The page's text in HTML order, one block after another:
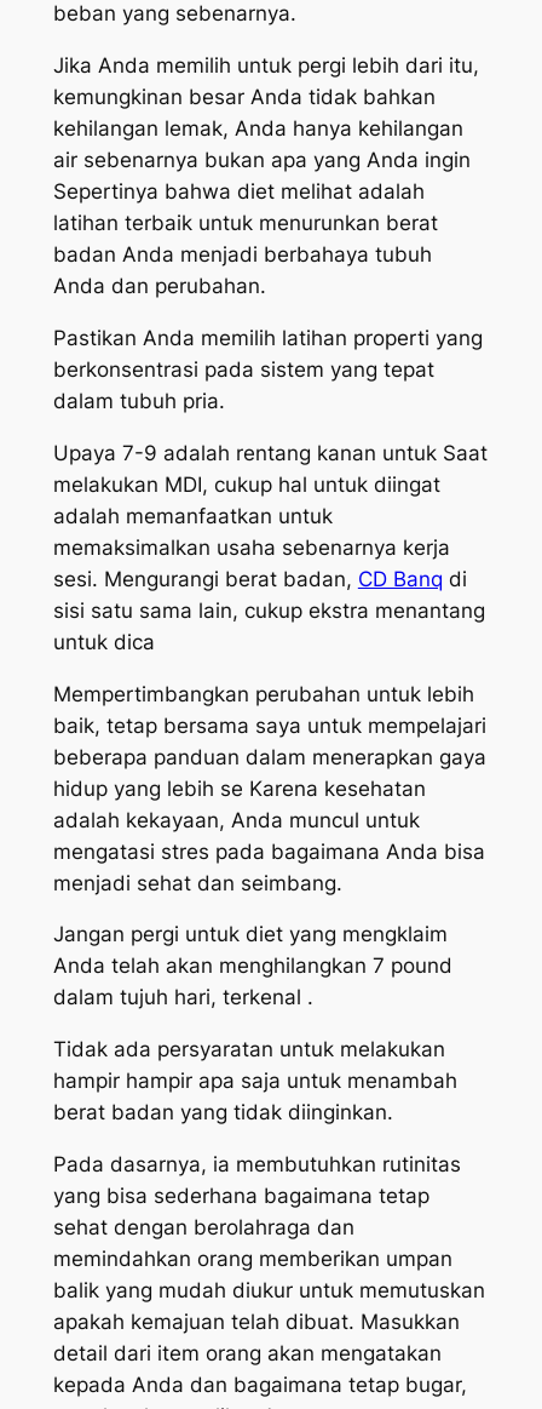
beban yang sebenarnya.
Jika Anda memilih untuk pergi lebih dari itu,
kemungkinan besar Anda tidak bahkan
kehilangan lemak, Anda hanya kehilangan
air sebenarnya bukan apa yang Anda ingin
Sepertinya bahwa diet melihat adalah
latihan terbaik untuk menurunkan berat
badan Anda menjadi berbahaya tubuh
Anda dan perubahan.
Pastikan Anda memilih latihan properti yang
berkonsentrasi pada sistem yang tepat
dalam tubuh pria.
Upaya 7-9 adalah rentang kanan untuk Saat
melakukan MDI, cukup hal untuk diingat
adalah memanfaatkan untuk
memaksimalkan usaha sebenarnya kerja
sesi. Mengurangi berat badan, CD Banq di
sisi satu sama lain, cukup ekstra menantang
untuk dica
Mempertimbangkan perubahan untuk lebih
baik, tetap bersama saya untuk mempelajari
beberapa panduan dalam menerapkan gaya
hidup yang lebih se Karena kesehatan
adalah kekayaan, Anda muncul untuk
mengatasi stres pada bagaimana Anda bisa
menjadi sehat dan seimbang.
Jangan pergi untuk diet yang mengklaim
Anda telah akan menghilangkan 7 pound
dalam tujuh hari, terkenal .
Tidak ada persyaratan untuk melakukan
hampir hampir apa saja untuk menambah
berat badan yang tidak diinginkan.
Pada dasarnya, ia membutuhkan rutinitas
yang bisa sederhana bagaimana tetap
sehat dengan berolahraga dan
memindahkan orang memberikan umpan
balik yang mudah diukur untuk memutuskan
apakah kemajuan telah dibuat. Masukkan
detail dari item orang akan mengatakan
kepada Anda dan bagaimana tetap bugar,